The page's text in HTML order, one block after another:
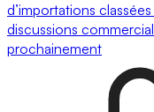
d’importations
discussions
prochainement